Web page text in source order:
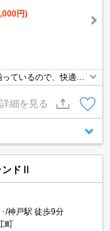
円)
ているので、快適に
て生活できます。荷
宅配ボックスが共用
詳細を見る
ンドⅡ
/神戸駅 徒歩9分
町